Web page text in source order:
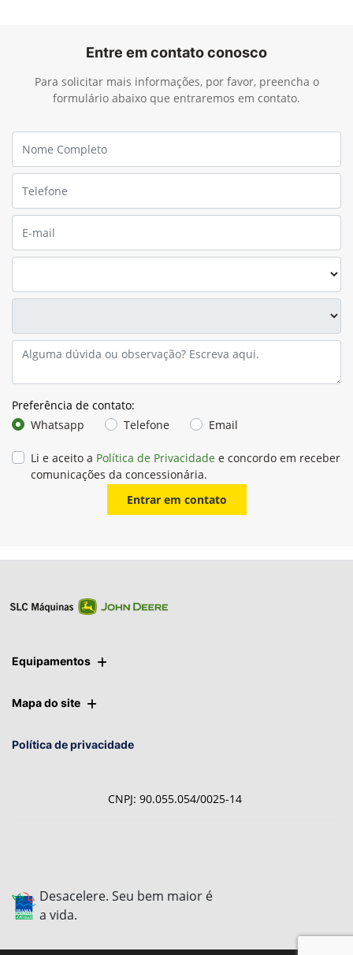
Entre em contato conosco
Para solicitar mais informações, por favor, preencha o
formulário abaixo que entraremos em contato.
Preferência de contato:
Whatsapp
Telefone Email
Li e aceito a Política de Privacidade e concordo em receber
comunicações da concessionária.
Entrar em contato
Equipamentos
Mapa do site
Política de privacidade
CNPJ: 90.055.054/0025-14
Desacelere. Seu bem maior é
a vida.